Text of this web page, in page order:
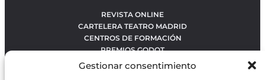
Gestionar consentimiento
REVISTA ONLINE
CARTELERA TEATRO MADRID
CENTROS DE FORMACIÓN
PREMIOS GODOT